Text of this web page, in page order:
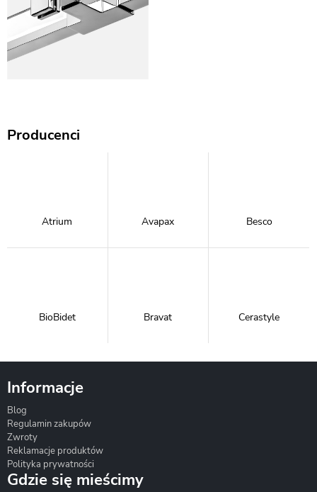
Producenci
Atrium Avapax Besco
BioBidet Bravat Cerastyle
Informacje
Blog
Regulamin zakupów
Zwroty
Reklamacje produktów
Polityka prywatności
Gdzie się mieścimy